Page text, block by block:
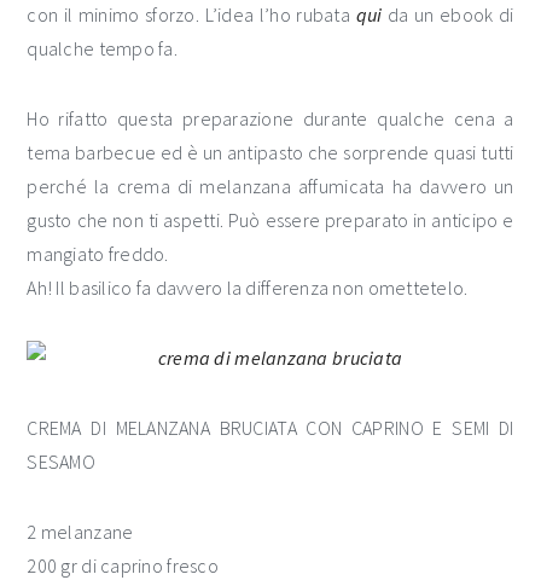
con il minimo sforzo. L’idea l’ho rubata qui da un ebook di
qualche tempo fa.
Ho rifatto questa preparazione durante qualche cena a
tema barbecue ed è un antipasto che sorprende quasi tutti
perché la crema di melanzana affumicata ha davvero un
gusto che non ti aspetti. Può essere preparato in anticipo e
mangiato freddo.
Ah! Il basilico fa davvero la differenza non omettetelo.
CREMA DI MELANZANA BRUCIATA CON CAPRINO E SEMI DI
SESAMO
2 melanzane
200 gr di caprino fresco